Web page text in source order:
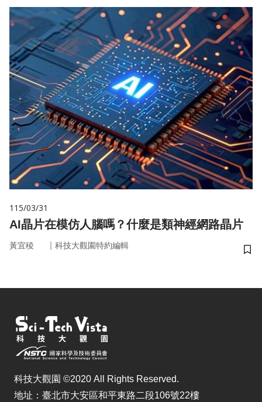
115/03/31
AI晶片在模仿人腦嗎？什麼是類神經網路晶片
黃宜稜 ｜ 科技大觀園特約編輯
儲
科技大觀園 ©2020 All Rights Reserved.
地址：臺北市大安區和平東路二段106號22樓